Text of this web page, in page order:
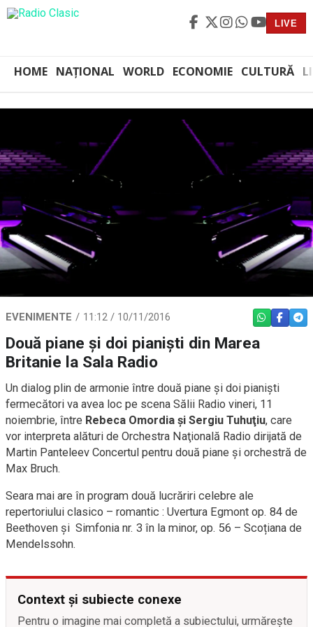
LIVE
HOME NAȚIONAL WORLD ECONOMIE CULTURĂ
EVENIMENTE 11:12 / 10/11/2016 WHATSAPP
Două piane şi doi pianişti din Marea
Britanie la Sala Radio
Un dialog plin de armonie între două piane şi doi pianişti
fermecători va avea loc pe scena Sălii Radio vineri, 11
noiembrie, între Rebeca Omordia şi Sergiu Tuhuţiu, care
vor interpreta alături de Orchestra Naţională Radio dirijată de
Martin Panteleev Concertul pentru două piane și orchestră de
Max Bruch.
Seara mai are în program două lucrăriri celebre ale
repertoriului clasico – romantic : Uvertura Egmont op. 84 de
Beethoven şi Simfonia nr. 3 în la minor, op. 56 – Scoțiana de
Mendelssohn.
Context și subiecte conexe
Pentru o imagine mai completă a subiectului, urmărește